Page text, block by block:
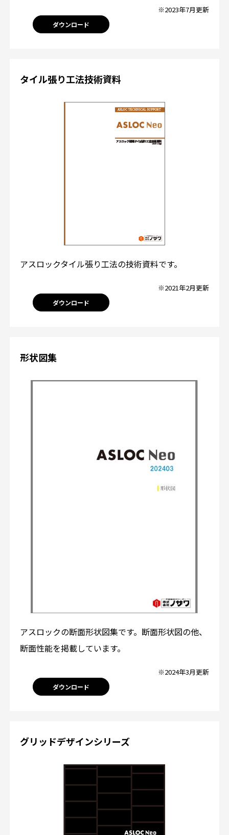
※2023年7月更新
ダウンロード
タイル張り工法技術資料
アスロックタイル張り工法の技術資料です。
※2021年2月更新
ダウンロード
形状図集
アスロックの断面形状図集です。断面形状図の他、
断面性能を掲載しています。
※2024年3月更新
ダウンロード
グリッドデザインシリーズ